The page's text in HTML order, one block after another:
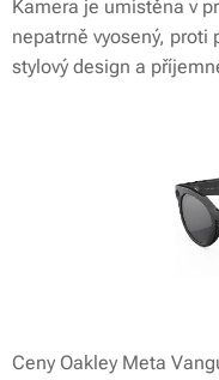
Kamera je umístěna v
nepatrně vyosený,
stylový design a
Ceny Oakley Meta